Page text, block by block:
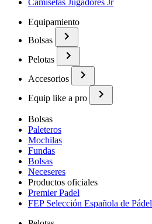
Camisetas Jugadores Jr
Equipamiento
Bolsas
Pelotas
Accesorios
Equip like a pro
Bolsas
Paleteros
Mochilas
Fundas
Bolsas
Neceseres
Productos oficiales
Premier Padel
FEP Selección Española de Pádel